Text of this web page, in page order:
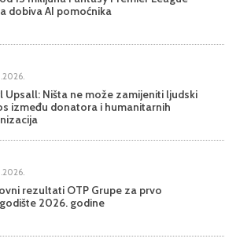
dobiva AI pomoćnika
Upsall: Ništa ne može zamijeniti ljudski
između donatora i humanitarnih
rezultati OTP Grupe za prvo
2026. godine